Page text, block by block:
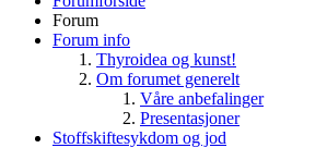
Forum
Forum info
Thyroidea og kunst!
Om forumet generelt
Våre anbefalinger
Presentasjoner
Stoffskiftesykdom og jod